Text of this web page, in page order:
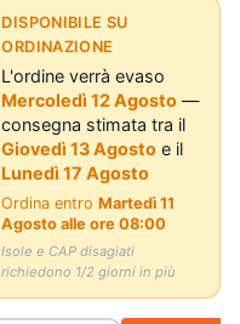
DISPONIBILE SU
ORDINAZIONE
L'ordine verrà evaso
Mercoledì 12 Agosto —
consegna stimata tra il
Giovedì 13 Agosto e il
Lunedì 17 Agosto
Ordina entroMartedì 11
Agosto alle ore 08:00
Isole e CAP disagiati
richiedono 1/2 giorni in più